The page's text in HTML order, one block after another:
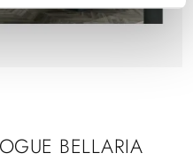
BELLARIA